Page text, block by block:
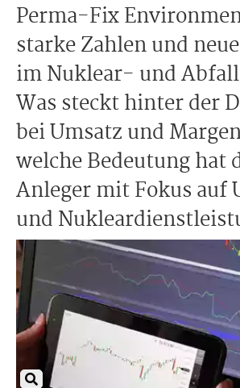
Perma-Fix
starke Zahlen und
im Nuklear- und
Was steckt hinter der
bei Umsatz und
welche Bedeutung hat
Anleger mit Fokus auf
und